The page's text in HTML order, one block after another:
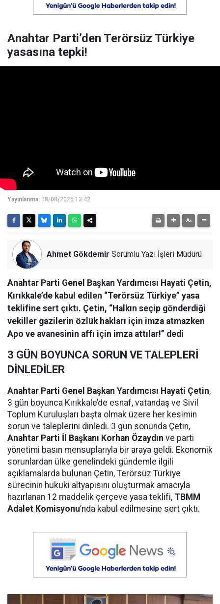
Anahtar Parti’den Terörsüz Türkiye
yasasına tepki!
Yayınlanma: 08/08/2026 13:42
Ahmet Gökdemir Sorumlu Yazı İşleri Müdürü
Anahtar Parti Genel Başkan Yardımcısı Hayati Çetin,
Kırıkkale’de kabul edilen “Terörsüz Türkiye” yasa
teklifine sert çıktı. Çetin, “Halkın seçip gönderdiği
vekiller gazilerin özlük hakları için imza atmazken
Apo ve avanesinin affı için imza attılar!” dedi
3 GÜN BOYUNCA SORUN VE TALEPLERİ
DİNLEDİLER
Anahtar Parti Genel Başkan Yardımcısı Hayati Çetin,
3 gün boyunca Kırıkkale’de esnaf, vatandaş ve Sivil
Toplum Kuruluşları başta olmak üzere her kesimin
sorun ve taleplerini dinledi. 3 gün sonunda Çetin,
Anahtar Parti İl Başkanı Korhan Özaydın ve parti
yönetimi basın mensuplarıyla bir araya geldi. Ekonomik
sorunlardan ülke genelindeki gündemle ilgili
açıklamalarda bulunan Çetin, Terörsüz Türkiye
sürecinin hukuki altyapısını oluşturmak amacıyla
hazırlanan 12 maddelik çerçeve yasa teklifi, TBMM
Adalet Komisyonu’nda kabul edilmesine sert çıktı.